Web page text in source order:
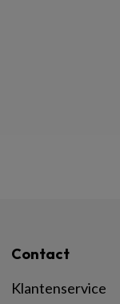
Contact
Klantenservice